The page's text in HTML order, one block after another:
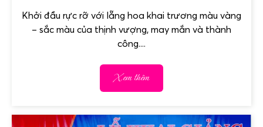
Khởi đầu rực rỡ với lẵng hoa khai trương màu vàng
– sắc màu của thịnh vượng, may mắn và thành
công....
Xem thêm